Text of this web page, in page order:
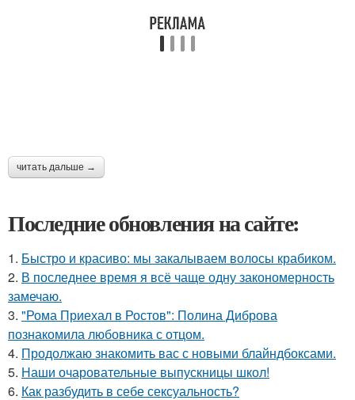
читать дальше →
Последние обновления на сайте:
1. Быстро и красиво: мы закалываем волосы крабиком.
2. В последнее время я всё чаще одну закономерность
замечаю.
3. "Рома Приехал в Ростов": Полина Диброва
познакомила любовника с отцом.
4. Продолжаю знакомить вас с новыми блайндбоксами.
5. Наши очаровательные выпускницы школ!
6. Как разбудить в себе сексуальность?